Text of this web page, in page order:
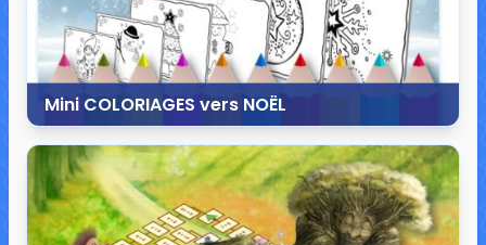
Mini COLORIAGES vers NOËL
13 novembre 2020
22 commentaires
49 079 vues